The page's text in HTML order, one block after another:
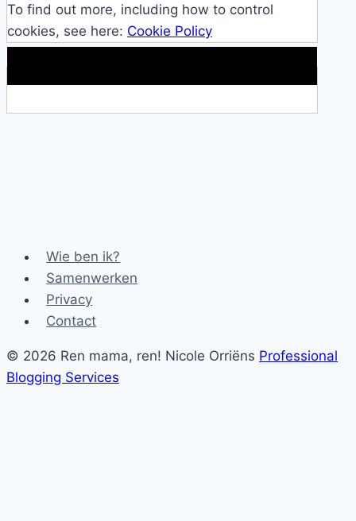
To find out more, including how to control
cookies, see here: Cookie Policy
Wie ben ik?
Samenwerken
Privacy
Contact
© 2026 Ren mama, ren! Nicole Orriëns Professional
Blogging Services